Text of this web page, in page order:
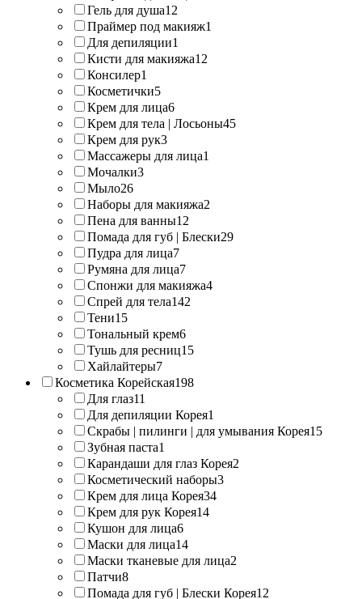
Гель для душа12
Праймер под макияж1
Для депиляции1
Кисти для макияжа12
Консилер1
Косметички5
Крем для лица6
Крем для тела | Лосьоны45
Крем для рук3
Массажеры для лица1
Мочалки3
Мыло26
Наборы для макияжа2
Пена для ванны12
Помада для губ | Блески29
Пудра для лица7
Румяна для лица7
Спонжи для макияжа4
Спрей для тела142
Тени15
Тональный крем6
Тушь для ресниц15
Хайлайтеры7
Косметика Корейская198
Для глаз11
Для депиляции Корея1
Скрабы | пилинги | для умывания Корея15
Зубная паста1
Карандаши для глаз Корея2
Косметический наборы3
Крем для лица Корея34
Крем для рук Корея14
Кушон для лица6
Маски для лица14
Маски тканевые для лица2
Патчи8
Помада для губ | Блески Корея12